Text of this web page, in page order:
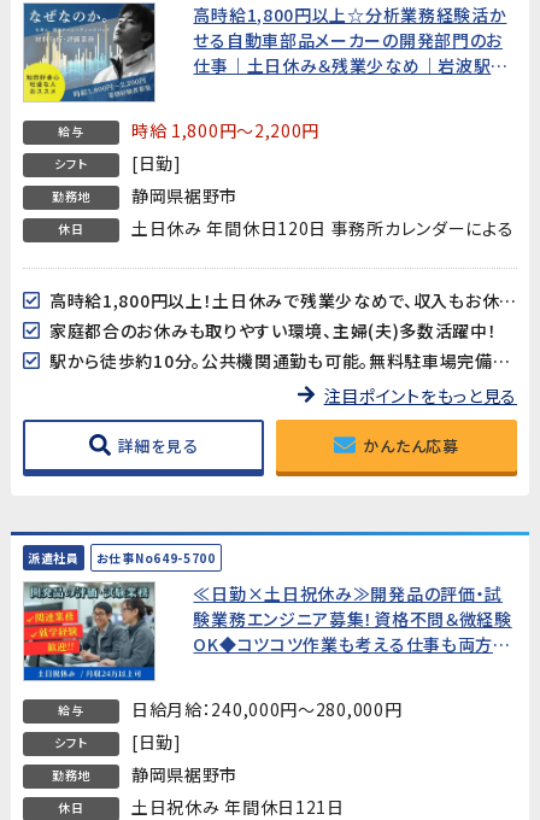
高時給1,800円以上☆分析業務経験活か
せる自動車部品メーカーの開発部門のお
仕事｜土日休み＆残業少なめ｜岩波駅か
給与 時給 1,800円～2,200円
シフト [日勤]
勤務地 静岡県裾野市
休日 土日休み 年間休日120日 事務所カレンダーによる
高時給1,800円以上！土日休みで残業少なめで、収入もお休みもしっかり確保できます
家庭都合のお休みも取りやすい環境、主婦(夫)多数活躍中！
駅から徒歩約10分。公共機関通勤も可能。無料駐車場完備でマイカー通勤者にも嬉しい！
注目ポイントをもっと見る
詳細を見る かんたん応募
派遣社員 お仕事No649-5700
≪日勤×土日祝休み≫開発品の評価・試
験業務エンジニア募集！資格不問＆微経験
OK◆コツコツ作業も考える仕事も両方あ
給与 日給月給：240,000円～280,000円
シフト [日勤]
勤務地 静岡県裾野市
休日 土日祝休み 年間休日121日